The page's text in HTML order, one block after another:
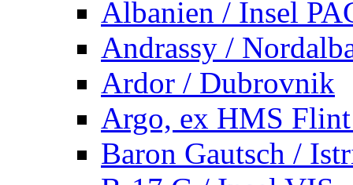
Albanien / Insel
Andrassy /
Ardor / Dubrovnik
Argo, ex HMS
Baron Gautsch /